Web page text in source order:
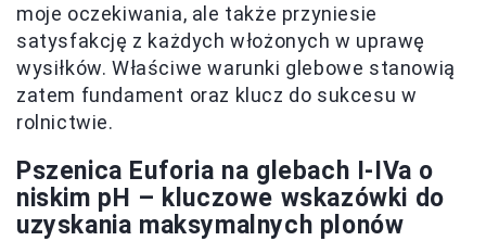
moje oczekiwania, ale także przyniesie
satysfakcję z każdych włożonych w uprawę
wysiłków. Właściwe warunki glebowe stanowią
zatem fundament oraz klucz do sukcesu w
rolnictwie.
Pszenica Euforia na glebach I-IVa o
niskim pH – kluczowe wskazówki do
uzyskania maksymalnych plonów